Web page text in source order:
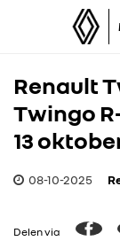
Renault
Twingo
13
08-10-2025
Delen via